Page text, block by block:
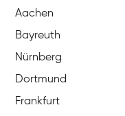
Aachen
Bayreuth
Nürnberg
Dortmund
Frankfurt